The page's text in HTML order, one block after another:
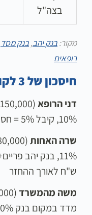
בצה"ל
מקור:בנק יהב,בנק מסד
רופאים
חיסכון של 3 לקוחות השבוע
דני הרופא
10%, קיבל 5% = חסך 18,000 ש"ח
שרה האחות
ש"ח לאורך ההחזר
משה מהמשרד
מדד במקום בנק 10% = חיסכון 9,500 ש"ח